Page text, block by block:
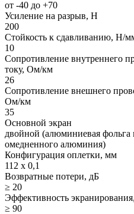
от -40 до +70
Усиление на разрыв, H
200
Стойкость к сдавливанию, H/
10
Сопротивление внутреннего
току, Ом/км
26
Сопротивление внешнего
Ом/км
35
Основной экран
двойной (алюминиевая фольга
омедненного алюминия)
Конфигурация оплетки, мм
112 x 0,1
Возвратные потери, дБ
≥ 20
Эффективность
≥ 90